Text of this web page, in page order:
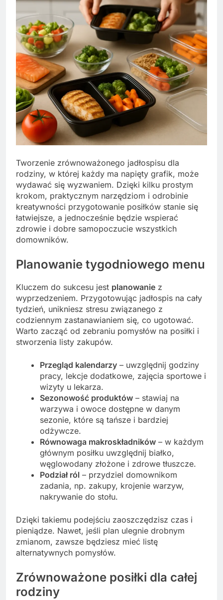
Tworzenie zrównoważonego jadłospisu dla
rodziny, w której każdy ma napięty grafik, może
wydawać się wyzwaniem. Dzięki kilku prostym
krokom, praktycznym narzędziom i odrobinie
kreatywności przygotowanie posiłków stanie się
łatwiejsze, a jednocześnie będzie wspierać
zdrowie i dobre samopoczucie wszystkich
domowników.
Planowanie tygodniowego menu
Kluczem do sukcesu jest planowanie z
wyprzedzeniem. Przygotowując jadłospis na cały
tydzień, unikniesz stresu związanego z
codziennym zastanawianiem się, co ugotować.
Warto zacząć od zebraniu pomysłów na posiłki i
stworzenia listy zakupów.
Przegląd kalendarzy – uwzględnij godziny
pracy, lekcje dodatkowe, zajęcia sportowe i
wizyty u lekarza.
Sezonowość produktów – stawiaj na
warzywa i owoce dostępne w danym
sezonie, które są tańsze i bardziej
odżywcze.
Równowaga makroskładników – w każdym
głównym posiłku uwzględnij białko,
węglowodany złożone i zdrowe tłuszcze.
Podział ról – przydziel domownikom
zadania, np. zakupy, krojenie warzyw,
nakrywanie do stołu.
Dzięki takiemu podejściu zaoszczędzisz czas i
pieniądze. Nawet, jeśli plan ulegnie drobnym
zmianom, zawsze będziesz mieć listę
alternatywnych pomysłów.
Zrównoważone posiłki dla całej
rodziny